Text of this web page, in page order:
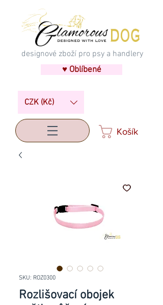
designové zboží pro psy a handlery
♥ Oblíbené
CZK (Kč)
Košík
SKU: ROZ0300
Rozlišovací obojek